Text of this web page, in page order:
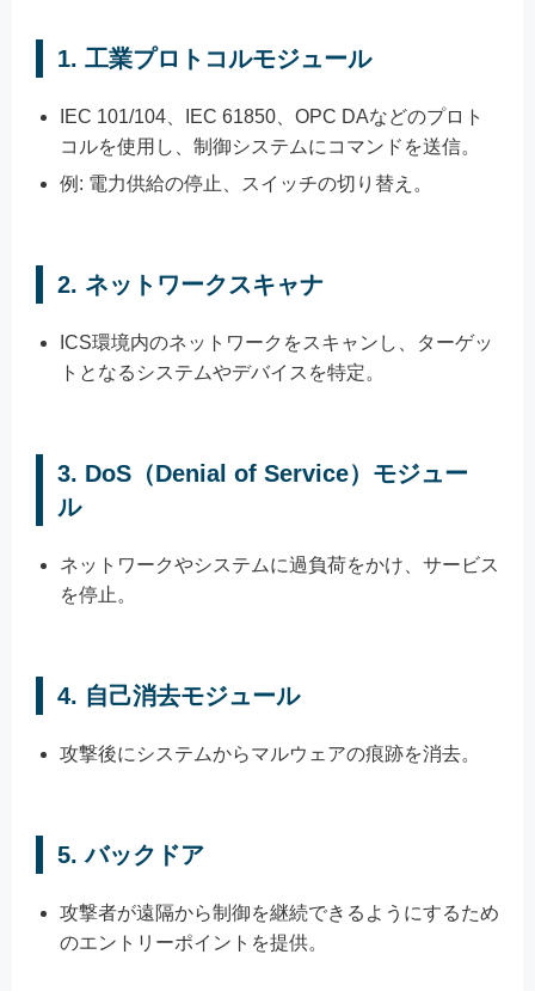
1. 工業プロトコルモジュール
IEC 101/104、IEC 61850、OPC DAなどのプロト
コルを使用し、制御システムにコマンドを送信。
例: 電力供給の停止、スイッチの切り替え。
2. ネットワークスキャナ
ICS環境内のネットワークをスキャンし、ターゲッ
トとなるシステムやデバイスを特定。
3. DoS（Denial of Service）モジュー
ル
ネットワークやシステムに過負荷をかけ、サービス
を停止。
4. 自己消去モジュール
攻撃後にシステムからマルウェアの痕跡を消去。
5.バックドア
攻撃者が遠隔から制御を継続できるようにするため
のエントリーポイントを提供。